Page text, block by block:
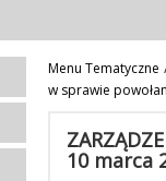
Menu Tematyczne
w sprawie
10 marca